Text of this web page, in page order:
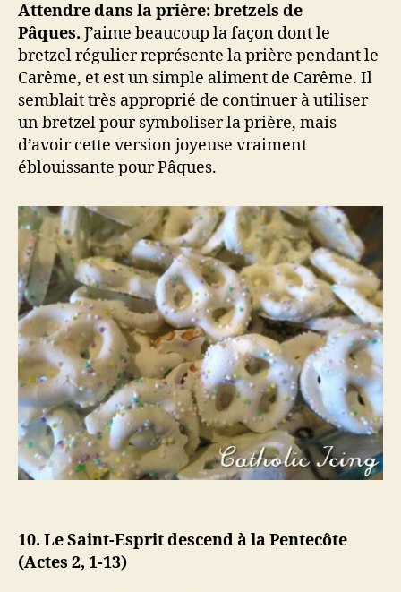
Attendre dans la prière: bretzels de
Pâques. J’aime beaucoup la façon dont le
bretzel régulier représente la prière pendant le
Carême, et est un simple aliment de Carême. Il
semblait très approprié de continuer à utiliser
un bretzel pour symboliser la prière, mais
d’avoir cette version joyeuse vraiment
éblouissante pour Pâques.
10. Le Saint-Esprit descend à la Pentecôte
(Actes 2, 1-13)